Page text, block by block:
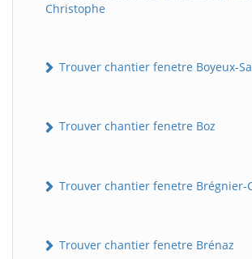
Christophe
Trouver chantier fenetre Boyeux-
Trouver chantier fenetre Boz
Trouver chantier fenetre Brégnier-
Trouver chantier fenetre Brénaz